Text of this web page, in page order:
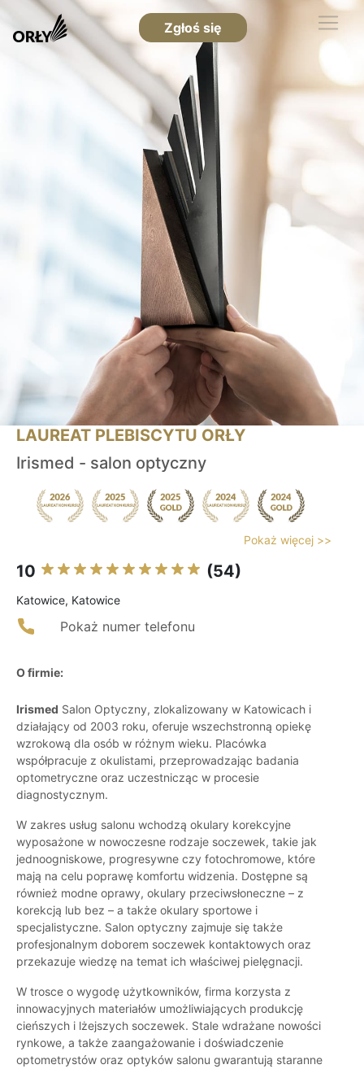
Zgłoś się
LAUREAT PLEBISCYTU ORŁY
Irismed - salon optyczny
Pokaż więcej >>
10 (54)
Katowice, Katowice
Pokaż numer telefonu
O firmie:
Irismed Salon Optyczny, zlokalizowany w Katowicach i
działający od 2003 roku, oferuje wszechstronną opiekę
wzrokową dla osób w różnym wieku. Placówka
współpracuje z okulistami, przeprowadzając badania
optometryczne oraz uczestnicząc w procesie
diagnostycznym.
W zakres usług salonu wchodzą okulary korekcyjne
wyposażone w nowoczesne rodzaje soczewek, takie jak
jednoogniskowe, progresywne czy fotochromowe, które
mają na celu poprawę komfortu widzenia. Dostępne są
również modne oprawy, okulary przeciwsłoneczne – z
korekcją lub bez – a także okulary sportowe i
specjalistyczne. Salon optyczny zajmuje się także
profesjonalnym doborem soczewek kontaktowych oraz
przekazuje wiedzę na temat ich właściwej pielęgnacji.
W trosce o wygodę użytkowników, firma korzysta z
innowacyjnych materiałów umożliwiających produkcję
cieńszych i lżejszych soczewek. Stale wdrażane nowości
rynkowe, a także zaangażowanie i doświadczenie
optometrystów oraz optyków salonu gwarantują staranne